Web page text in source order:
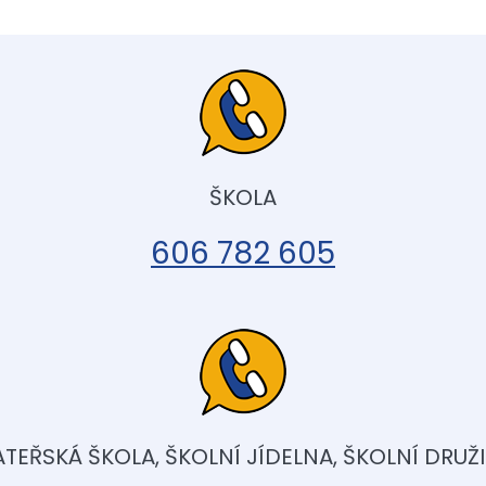
ŠKOLA
606 782 605
ŠKOLA, ŠKOLNÍ JÍDELNA, ŠKOLNÍ